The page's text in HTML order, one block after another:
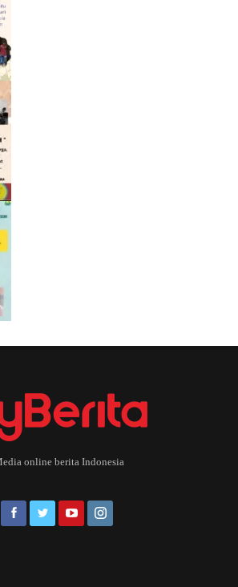
online berita Indonesia